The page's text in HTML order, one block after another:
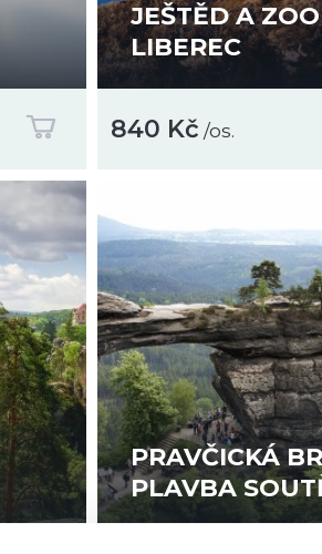
JEŠTĚD A ZOO
LIBEREC
840 Kč /os.
PRAVČICKÁ
PLAVBA